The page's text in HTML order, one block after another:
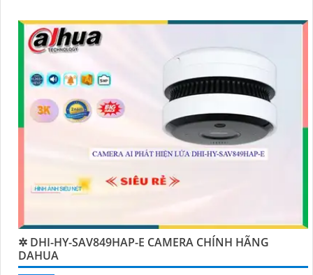
cưng với độ chính xác cao
✲ DHI-HY-SAV849HAP-E CAMERA CHÍNH HÃNG
DAHUA